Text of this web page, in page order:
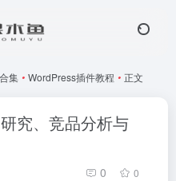
集 • WordPress插件教程 • 正文
究、竞品分析与
0 0